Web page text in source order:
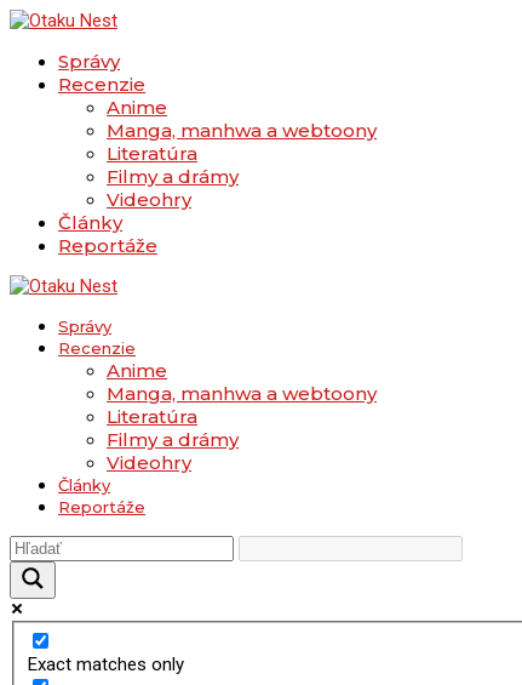
Správy
Recenzie
Anime
Manga, manhwa a webtoony
Literatúra
Filmy a drámy
Videohry
Články
Reportáže
Správy
Recenzie
Anime
Manga, manhwa a webtoony
Literatúra
Filmy a drámy
Videohry
Články
Reportáže
Exact matches only